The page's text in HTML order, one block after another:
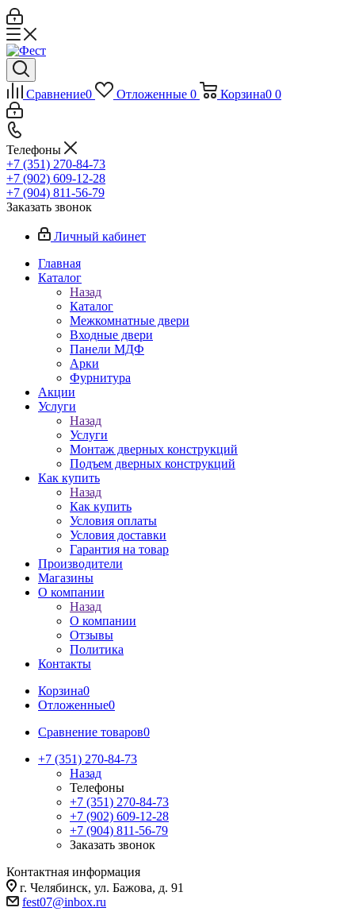
Сравнение0 Отложенные 0 Корзина0 0
Телефоны
+7 (351) 270-84-73
+7 (902) 609-12-28
+7 (904) 811-56-79
Заказать звонок
Личный кабинет
Главная
Каталог
Назад
Каталог
Межкомнатные двери
Входные двери
Панели МДФ
Арки
Фурнитура
Акции
Услуги
Назад
Услуги
Монтаж дверных конструкций
Подъем дверных конструкций
Как купить
Назад
Как купить
Условия оплаты
Условия доставки
Гарантия на товар
Производители
Магазины
О компании
Назад
О компании
Отзывы
Политика
Контакты
Корзина0
Отложенные0
Сравнение товаров0
+7 (351) 270-84-73
Назад
Телефоны
+7 (351) 270-84-73
+7 (902) 609-12-28
+7 (904) 811-56-79
Заказать звонок
Контактная информация
г. Челябинск, ул. Бажова, д. 91
fest07@inbox.ru